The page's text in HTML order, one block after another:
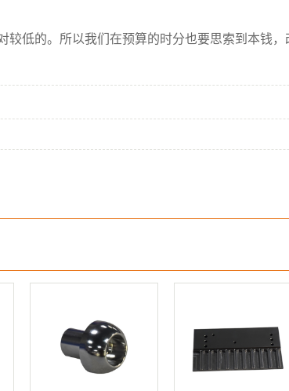
较低的。所以我们在预算的时分也要思索到本钱